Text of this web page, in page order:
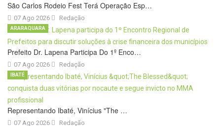
São Carlos Rodeio Fest Terá Operação Esp…
07 Ago 2026 Redação
Prefeito Dr. Lapena Participa Do 1º Enco…
07 Ago 2026
ARARAQUARA
Redação
Representando Ibaté, Vinícius "The …
07 Ago 2026
IBATÉ
Redação